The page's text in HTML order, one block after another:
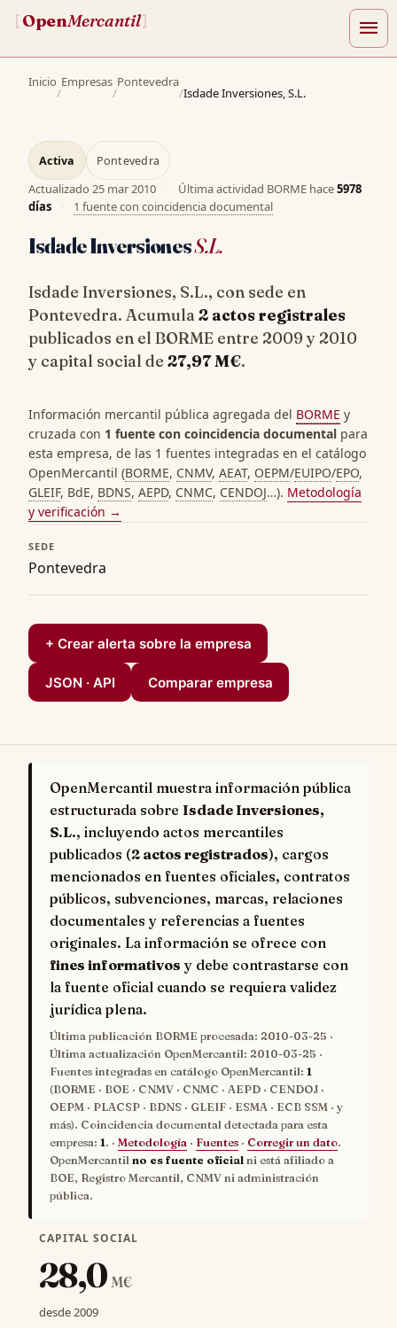
[OpenMercantil] menu
Inicio
/
Empresas
/
Pontevedra
/Isdade Inversiones, S.L.
Activa Pontevedra
Actualizado 25 mar 2010 · Última actividad BORME hace5978
días
· 1 fuente con coincidencia documental
Isdade InversionesS.L.
Isdade Inversiones, S.L., con sede en
Pontevedra. Acumula2 actos registrales
publicados en el BORME entre 2009 y 2010
y capital social de 27,97 M€.
Información mercantil pública agregada del BORME y
cruzada con 1 fuente con coincidencia documental para
esta empresa, de las 1 fuentes integradas en el catálogo
OpenMercantil (BORME, CNMV, AEAT, OEPM/EUIPO/EPO,
GLEIF, BdE, BDNS, AEPD, CNMC, CENDOJ…). Metodología
y verificación →
SEDE
Pontevedra
+ Crear alerta sobre la empresa
JSON · API Comparar empresa
OpenMercantil muestra información pública
estructurada sobre Isdade Inversiones,
S.L., incluyendo actos mercantiles
publicados (2 actos registrados), cargos
mencionados en fuentes oficiales, contratos
públicos, subvenciones, marcas, relaciones
documentales y referencias a fuentes
originales. La información se ofrece con
fines informativos y debe contrastarse con
la fuente oficial cuando se requiera validez
jurídica plena.
Última publicación BORME procesada: 2010-03-25 ·
Última actualización OpenMercantil: 2010-03-25 ·
Fuentes integradas en catálogo OpenMercantil: 1
(BORME · BOE · CNMV · CNMC · AEPD · CENDOJ ·
OEPM · PLACSP · BDNS · GLEIF · ESMA · ECB SSM · y
más). Coincidencia documental detectada para esta
empresa: 1. · Metodología · Fuentes · Corregir un dato.
OpenMercantil no es fuente oficial ni está afiliado a
BOE, Registro Mercantil, CNMV ni administración
pública.
CAPITAL SOCIAL
28,0 M€
desde 2009